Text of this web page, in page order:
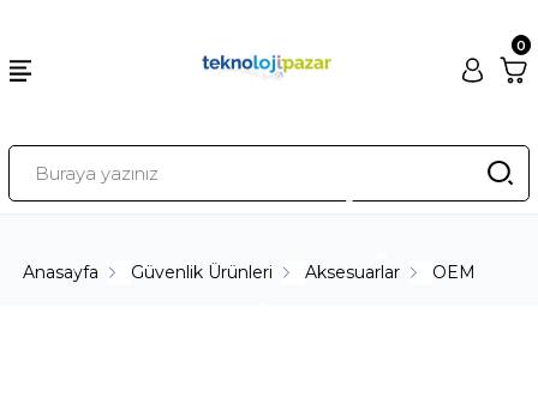
0
Anasayfa Güvenlik Ürünleri Aksesuarlar OEM